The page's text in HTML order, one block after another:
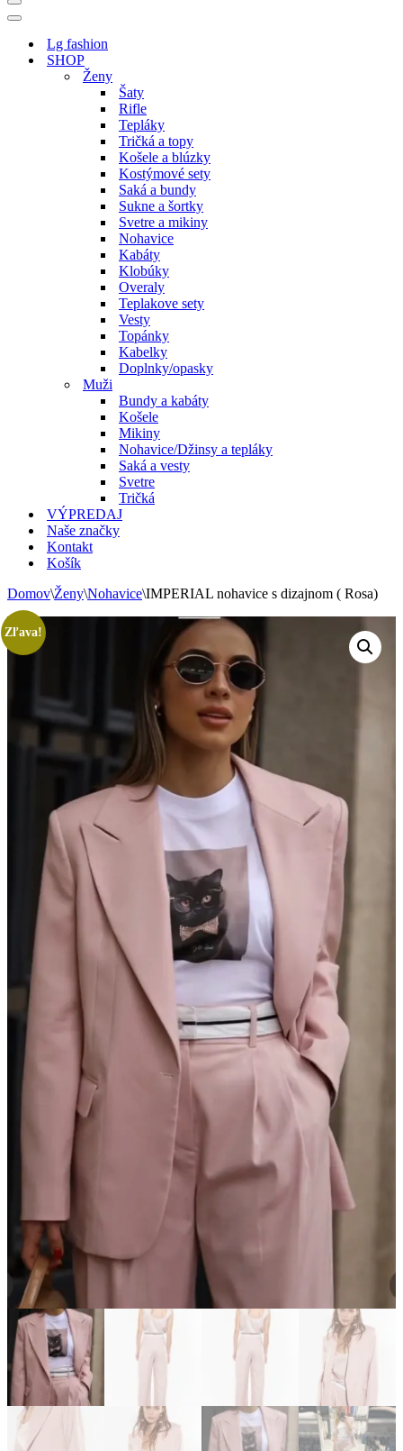
Menu
navigácie
Menu
navigácieLg fashion
SHOP
Ženy
Šaty
Rifle
Tepláky
Tričká a topy
Košele a blúzky
Kostýmové sety
Saká a bundy
Sukne a šortky
Svetre a mikiny
Nohavice
Kabáty
Klobúky
Overaly
Teplakove sety
Vesty
Topánky
Kabelky
Doplnky/opasky
Muži
Bundy a kabáty
Košele
Mikiny
Nohavice/Džinsy a tepláky
Saká a vesty
Svetre
Tričká
VÝPREDAJ
Naše značky
Kontakt
Košík
Domov\Ženy\Nohavice\IMPERIAL nohavice s dizajnom ( Rosa)
Zľava!